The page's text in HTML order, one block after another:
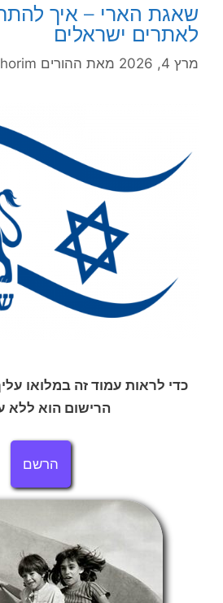
שאגת הארי – איך
לאתרים ישראלים
מרץ 4, 2026 מאת ההורים Hahorim
כדי לראות עמוד זה במלואו
הרישום הוא ללא
הרשם